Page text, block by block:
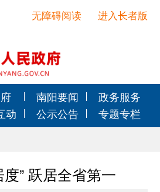
进入长者版
无障碍阅读
南阳要闻
政务服务
动 公示公告
专题专栏
度” 跃居全省第一